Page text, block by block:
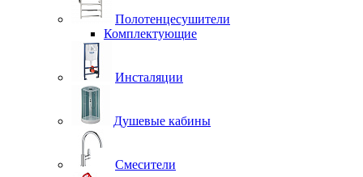
Полотенцесушители
Комплектующие
Инсталяции
Душевые кабины
Смесители